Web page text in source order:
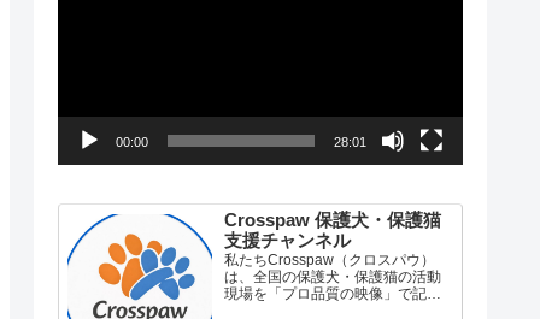
00:00 28:01
Crosspaw 保護犬・保護猫
支援チャンネル
私たちCrosspaw（クロスパウ）
は、全国の保護犬・保護猫の活動
現場を「プロ品質の映像」で記録